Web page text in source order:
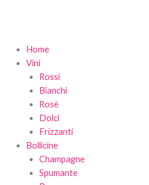
Home
Vini
Rossi
Bianchi
Rosè
Dolci
Frizzanti
Bollicine
Champagne
Spumante